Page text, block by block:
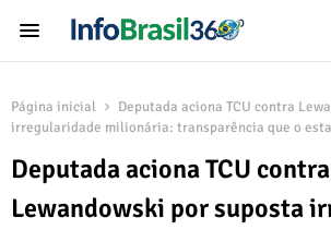
Página inicial
Deputada aciona TCU contra
irregularidade milionária: transparência que o
Deputada aciona TCU contra
Lewandowski por suposta